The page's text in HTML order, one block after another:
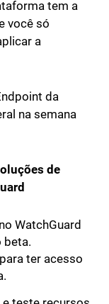
tem a
você só
a
da
na semana
de
WatchGuard
beta.
ter acesso